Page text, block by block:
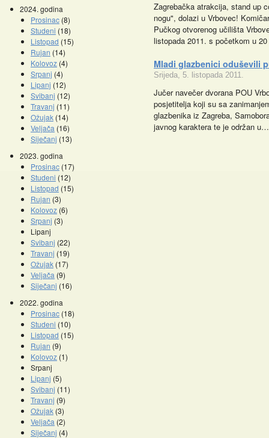
2024. godina
Prosinac (8)
Studeni (18)
Listopad (15)
Rujan (14)
Kolovoz (4)
Srpanj (4)
Lipanj (12)
Svibanj (12)
Travanj (11)
Ožujak (14)
Veljača (16)
Siječanj (13)
2023. godina
Prosinac (17)
Studeni (12)
Listopad (15)
Rujan (3)
Kolovoz (6)
Srpanj (3)
Lipanj
Svibanj (22)
Travanj (19)
Ožujak (17)
Veljača (9)
Siječanj (16)
2022. godina
Prosinac (18)
Studeni (10)
Listopad (15)
Rujan (9)
Kolovoz (1)
Srpanj
Lipanj (5)
Svibanj (11)
Travanj (9)
Ožujak (3)
Veljača (2)
Siječanj (4)
Zagrebačka atrakcija, stand up
nogu", dolazi u Vrbovec!
Pučkog otvorenog učilišta
listopada 2011. s početkom u
Mladi glazbenici oduševili
Srijeda, 5. listopada 2011.
Jučer navečer dvorana POU
posjetitelja koji su sa
glazbenika iz Zagreba,
javnog karaktera te je održan u…
Promocije knjiga